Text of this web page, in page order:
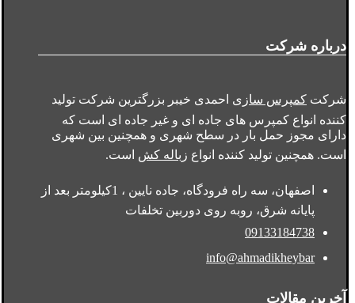
درباره شرکت
شرکت کمپرس سازی احمدی خیبر بزرگترین شرکت تولید
کننده انواع کمپرس های جاده ای و غیر جاده ای است که
دارای مجوز حمل بار در سطح شهری و همچنین بین شهری
است. همچنین تولید کننده انواع زباله کش است.
اصفهان، سه راه فرودگاه، جاده نایین ، 1کیلومتر بعد از
پایانه شرق، روبه روی دوربین تخلفات
09133184738
info@ahmadikheybar
آخرین مقالات